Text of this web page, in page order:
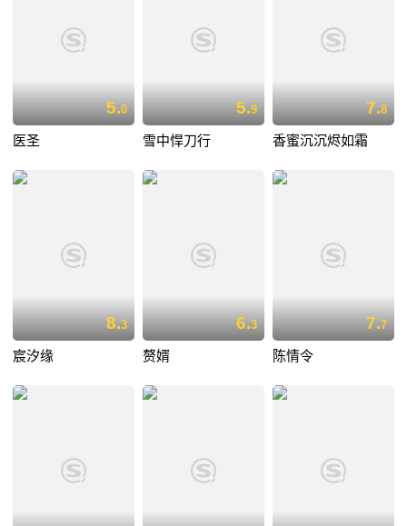
5.0
医圣
5.9
雪中悍刀行
7.8
香蜜沉沉烬如霜
8.3
宸汐缘
6.3
赘婿
7.7
陈情令